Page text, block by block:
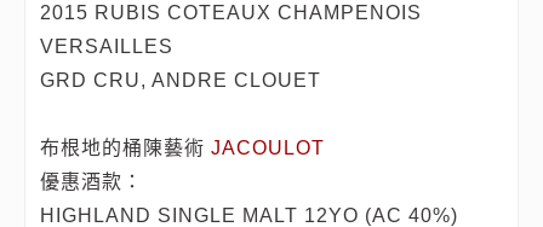
2015 RUBIS COTEAUX CHAMPENOIS
VERSAILLES
GRD CRU, ANDRE CLOUET
布根地的桶陳藝術JACOULOT
優惠酒款：
HIGHLAND SINGLE MALT 12YO (AC 40%)